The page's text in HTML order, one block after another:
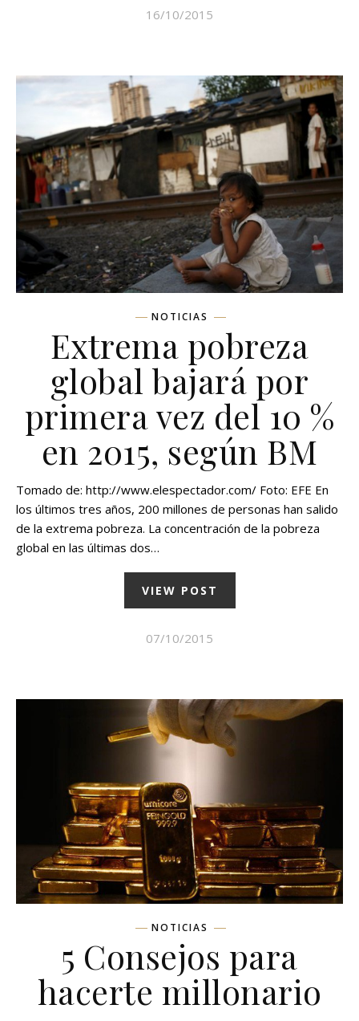
16/10/2015
NOTICIAS
Extrema pobreza
global bajará por
primera vez del 10 %
en 2015, según BM
Tomado de: http://www.elespectador.com/ Foto: EFE En
los últimos tres años, 200 millones de personas han salido
de la extrema pobreza. La concentración de la pobreza
global en las últimas dos…
VIEW POST
07/10/2015
NOTICIAS
5 Consejos para
hacerte millonario